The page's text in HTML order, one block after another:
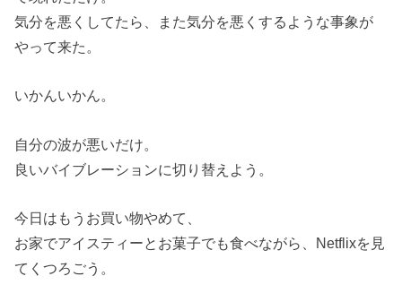
気分を悪くしてたら、また気分を悪くするような事象が
やって来た。
いかんいかん。
自分の波が悪いだけ。
良いバイブレーションに切り替えよう。
今日はもうお買い物やめて、
お家でアイスティーとお菓子でも食べながら、Netflixを見
てくつろごう。